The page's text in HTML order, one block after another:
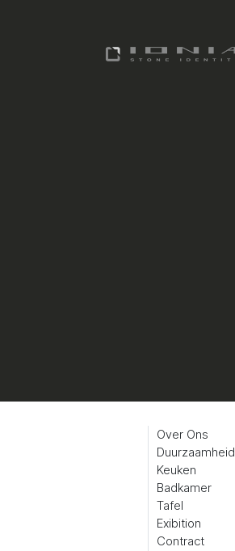
Over Ons
Duurzaamheid
Keuken
Badkamer
Tafel
Exibition
Contract